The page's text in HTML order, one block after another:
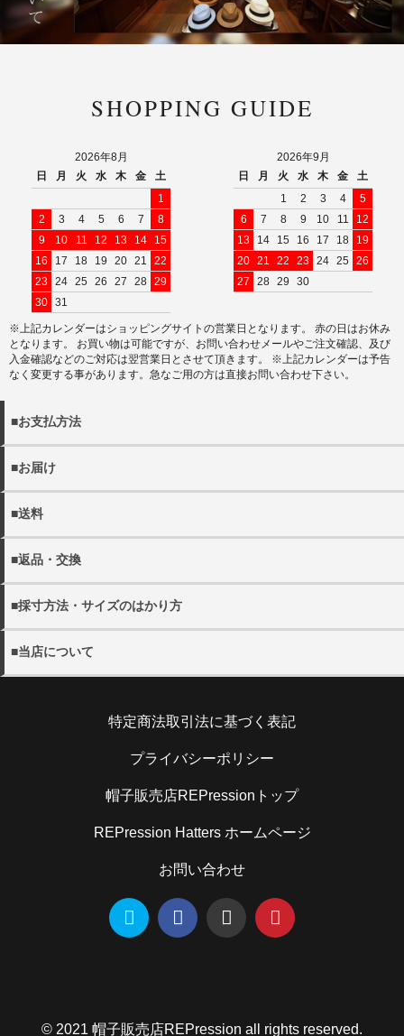
SHOPPING GUIDE
2026年8月
日
月 火 水 木 金
土
1
2
3 4 5 6 7
8
9
10 11 12 13 14
15
16
17 18 19 20 21
22
23 24 25 26 27 28 29
30 31
2026年9月
日
月 火 水 木 金
土
1
2 3 4
5
6
7 8 9 10 11
12
13
14 15 16 17 18
19
20 21 22 23 24 25
26
27
28 29 30
※上記カレンダーはショッピングサイトの営業日となります。 赤の日はお休み
となります。 お買い物は可能ですが、お問い合わせメールやご注文確認、及び
入金確認などのご対応は翌営業日とさせて頂きます。 ※上記カレンダーは予告
なく変更する事があります。急なご用の方は直接お問い合わせ下さい。
■お支払方法
・クレジットカード決済
・代金引換（別途手数料440円）
■お届け
※宅配便でお届け先が沖縄・離島の場合日本郵政となる場合
がございます。
・配送日の指定をご希望の場合にはご注文の際にご希望日を
ご指定がない場合には、最短のお日にちで発送いたします。
・配送希望時間帯は、以下よりお選びください。
【午前中 12-14時 14-16時 16-18時 18-20時 19-21
時】
※メール便(ゆうパケット)はポスト投函となるたの日時指定
詳しく見る
■送料
・各都道府県別送料につきましては下記リンクよりご確認く
ださい。
・メール便は全国一律300円となります。
■返品・交換
(shop@rep-hat.com)またはお電話（042-723-7854）までご
連絡ください。
※当店休業日は、
・お客様のご都合による返品の場合
に限り、返品を承ります。お手元に到着後5日以内にご連絡
客様ご負担となりますので予めご了承ください。
詳しく見る
■採寸方法・サイズのはかり方
い。
サイズのはかり方
■当店について
メール：shop@rep-hat.com
特定商法取引法に基づく表記
プライバシーポリシー
帽子販売店REPressionトップ
REPression Hatters ホームページ
お問い合わせ
© 2021 帽子販売店REPression all rights reserved.